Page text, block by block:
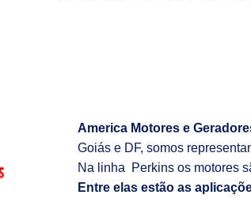
America Motores e
Goiás e DF, somos
Na linha Perkins os motores
Entre elas estão as